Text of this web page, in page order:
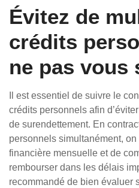
Évitez de
crédits
ne pas vous
Il est essentiel de suivre le
crédits personnels afin
de surendettement. En
personnels simultanément,
financière mensuelle et de
rembourser dans les délais
recommandé de bien évaluer